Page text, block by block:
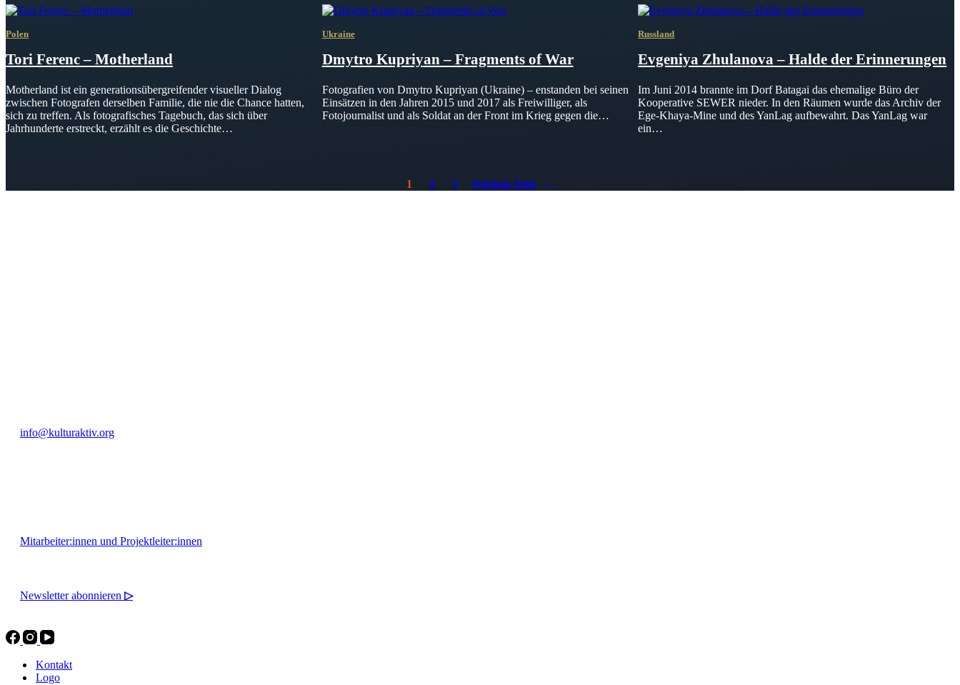
Polen
Tori Ferenc – Motherland
Motherland ist ein generationsübergreifender visueller Dialog
zwischen Fotografen derselben Familie, die nie die Chance hatten,
sich zu treffen. Als fotografisches Tagebuch, das sich über
Jahrhunderte erstreckt, erzählt es die Geschichte…
Ukraine
Dmytro Kupriyan – Fragments of War
Fotografien von Dmytro Kupriyan (Ukraine) – enstanden bei seinen
Einsätzen in den Jahren 2015 und 2017 als Freiwilliger, als
Fotojournalist und als Soldat an der Front im Krieg gegen die…
Russland
Evgeniya Zhulanova – Halde der Erinnerungen
Im Juni 2014 brannte im Dorf Batagai das ehemalige Büro der
Kooperative SEWER nieder. In den Räumen wurde das Archiv der
Ege-Khaya-Mine und des YanLag aufbewahrt. Das YanLag war
ein…
1 2 3 Nächste Seite →
info@kulturaktiv.org
Mitarbeiter:innen und Projektleiter:innen
Newsletter abonnieren ▷
Kontakt
Logo